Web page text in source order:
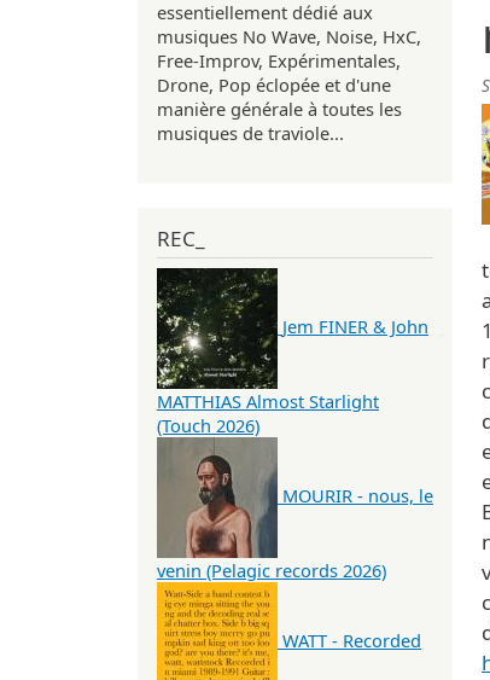
essentiellement dédié aux
musiques No Wave, Noise, HxC,
Free-Improv, Expérimentales,
Drone, Pop éclopée et d'une
manière générale à toutes les
musiques de traviole...
REC_
Jem FINER & John
MATTHIAS Almost Starlight
(Touch 2026)
MOURIR - nous, le
venin (Pelagic records 2026)
WATT - Recorded